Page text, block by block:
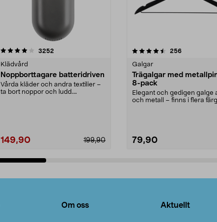
3252
Klädvård
Noppborttagare batteridriven
Vårda kläder och andra textilier –
ta bort noppor och ludd.
199,90
149,90
4.5av 5 stjärnor 256recensioner
Galgar
Trägalgar med
8-pack
Elegant och gedigen galge
och metall – finns i flera
79,90
4.0av 5 stjärnor
Om oss Aktuellt